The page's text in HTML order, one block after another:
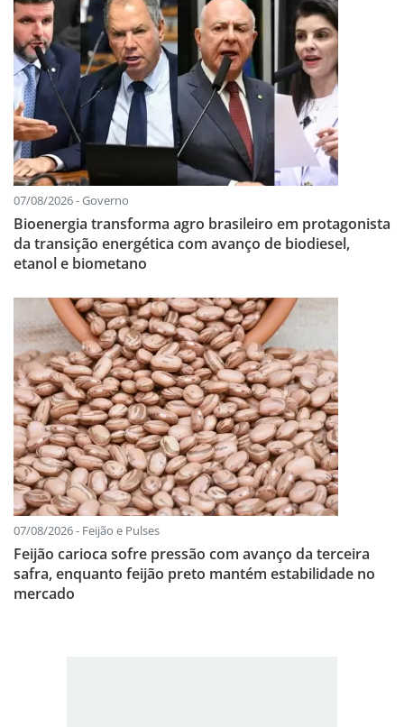
07/08/2026 - Governo
Bioenergia transforma agro brasileiro em protagonista
da transição energética com avanço de biodiesel,
etanol e biometano
07/08/2026 - Feijão e Pulses
Feijão carioca sofre pressão com avanço da terceira
safra, enquanto feijão preto mantém estabilidade no
mercado